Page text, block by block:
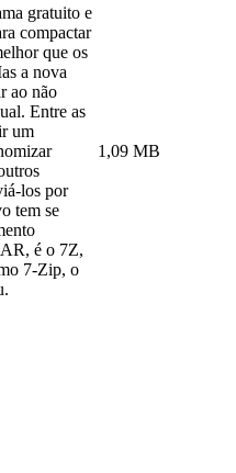
gratuito e
compactar
que os
a nova
ao não
Entre as
um
los por
tem se
é o 7Z,
7-Zip, o
1,09 MB